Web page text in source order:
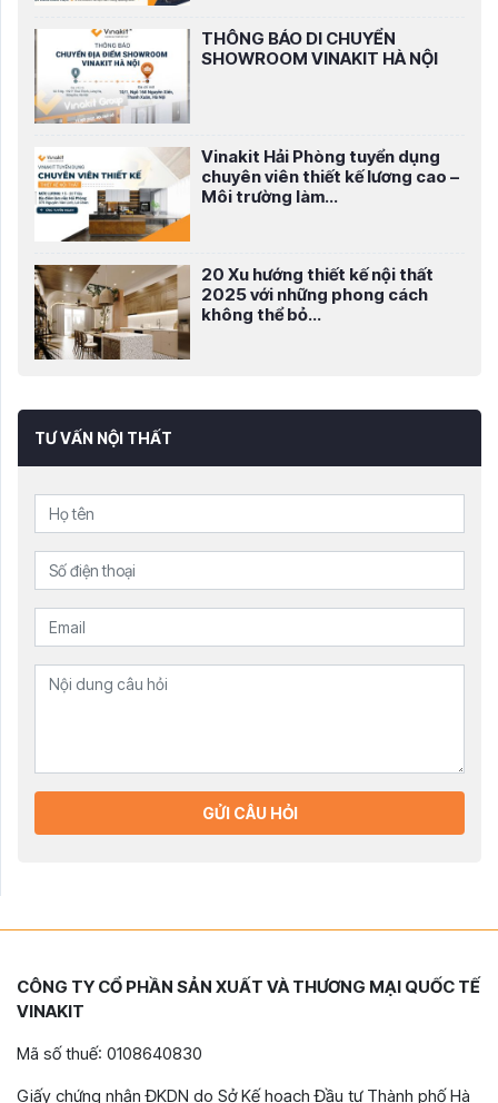
THÔNG BÁO DI CHUYỂN
SHOWROOM VINAKIT HÀ NỘI
Vinakit Hải Phòng tuyển dụng
chuyên viên thiết kế lương cao –
Môi trường làm...
20 Xu hướng thiết kế nội thất
2025 với những phong cách
không thể bỏ...
TƯ VẤN NỘI THẤT
GỬI CÂU HỎI
CÔNG TY CỔ PHẦN SẢN XUẤT VÀ THƯƠNG MẠI QUỐC TẾ
VINAKIT
Mã số thuế: 0108640830
Giấy chứng nhận ĐKDN do Sở Kế hoạch Đầu tư Thành phố Hà